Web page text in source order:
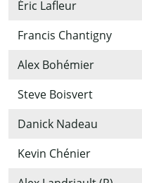
Éric Lafleur
Francis Chantigny
Alex Bohémier
Steve Boisvert
Danick Nadeau
Kevin Chénier